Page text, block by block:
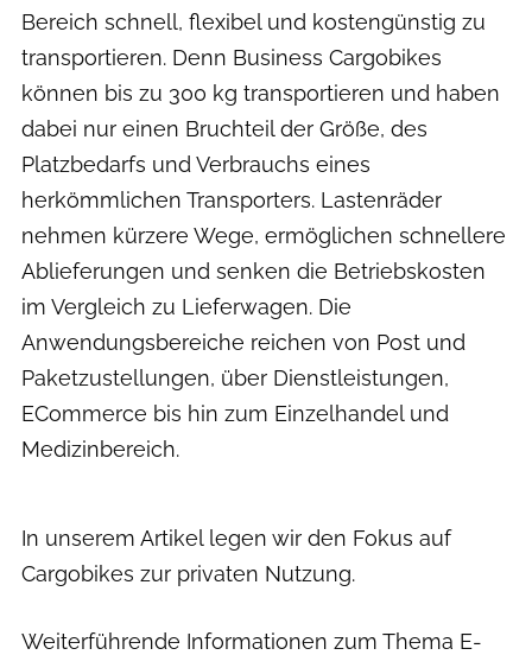
Bereich schnell, flexibel und kostengünstig zu
transportieren. Denn Business Cargobikes
können bis zu 300 kg transportieren und haben
dabei nur einen Bruchteil der Größe, des
Platzbedarfs und Verbrauchs eines
herkömmlichen Transporters. Lastenräder
nehmen kürzere Wege, ermöglichen schnellere
Ablieferungen und senken die Betriebskosten
im Vergleich zu Lieferwagen. Die
Anwendungsbereiche reichen von Post und
Paketzustellungen, über Dienstleistungen,
ECommerce bis hin zum Einzelhandel und
Medizinbereich.
In unserem Artikel legen wir den Fokus auf
Cargobikes zur privaten Nutzung.
Weiterführende Informationen zum Thema E-